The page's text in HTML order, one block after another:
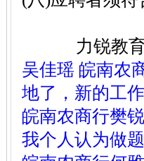
力锐教
吴佳瑶 皖南农
地了，新的工
皖南农商行樊锐
我个人认为做